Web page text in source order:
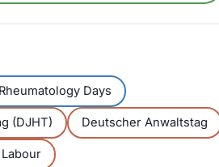
Days
(DJHT) Deutscher Anwaltstag